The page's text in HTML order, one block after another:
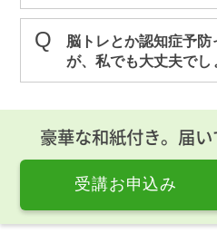
脳トレとか認知症予防
が、私でも大丈夫でし
豪華な和紙付き。届
受講お申込み